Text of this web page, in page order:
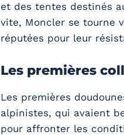
et des tentes destinés
vite, Moncler se tourne
réputées pour leur
Les premières
Les premières
alpinistes, qui avaient
pour affronter les